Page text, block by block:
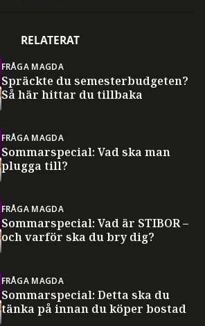
RELATERAT
FRÅGA MAGDA
Spräckte du semesterbudgeten?
Så här hittar du tillbaka
FRÅGA MAGDA
Sommarspecial: Vad ska man
plugga till?
FRÅGA MAGDA
Sommarspecial: Vad är STIBOR –
och varför ska du bry dig?
FRÅGA MAGDA
Sommarspecial: Detta ska du
tänka på innan du köper bostad